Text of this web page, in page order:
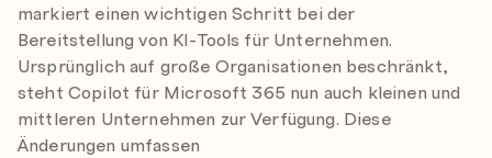
markiert einen wichtigen Schritt bei der
Bereitstellung von KI-Tools für Unternehmen.
Ursprünglich auf große Organisationen beschränkt,
steht Copilot für Microsoft 365 nun auch kleinen und
mittleren Unternehmen zur Verfügung. Diese
Änderungen umfassen